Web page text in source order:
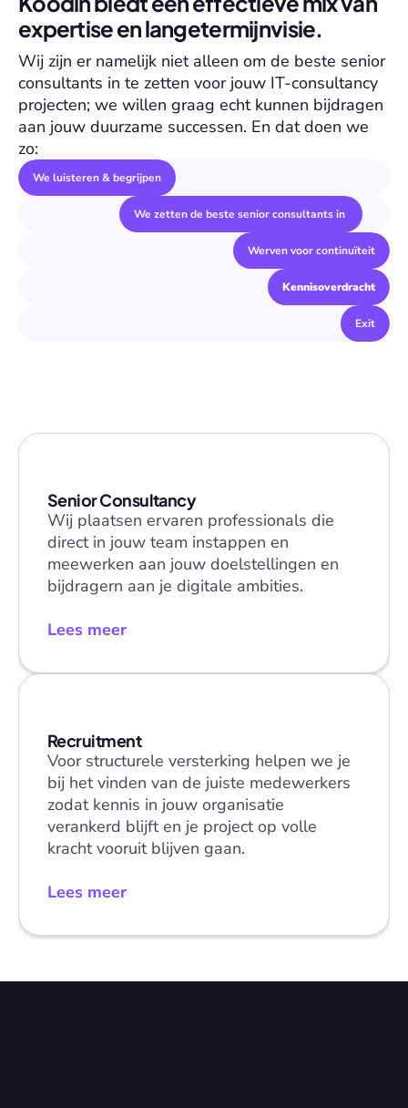
expertise en langetermijnvisie.
Wij zijn er namelijk niet alleen om de beste senior
consultants in te zetten voor jouw IT-consultancy
projecten; we willen graag echt kunnen bijdragen
aan jouw duurzame successen. En dat doen we
zo:
We luisteren & begrijpen
We zetten de beste senior consultants in
Werven voor continuïteit
Kennisoverdracht
Exit
Senior Consultancy
Wij plaatsen ervaren professionals die
direct in jouw team instappen en
meewerken aan jouw doelstellingen en
bijdragern aan je digitale ambities.
Lees meer
Recruitment
Voor structurele versterking helpen we je
bij het vinden van de juiste medewerkers
zodat kennis in jouw organisatie
verankerd blijft en je project op volle
kracht vooruit blijven gaan.
Lees meer